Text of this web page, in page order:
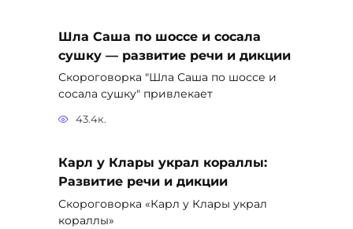
Шла Саша по шоссе и сосала
сушку — развитие речи и дикции
Скороговорка "Шла Саша по шоссе и
сосала сушку" привлекает
43.4к.
Карл у Клары украл кораллы:
Развитие речи и дикции
Скороговорка «Карл у Клары украл
кораллы»